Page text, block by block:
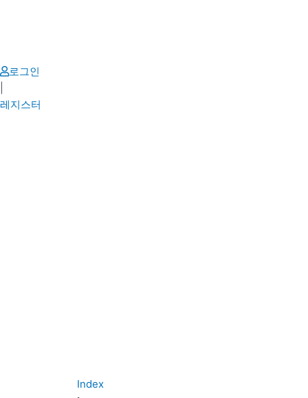
로그인
레지스터
Index